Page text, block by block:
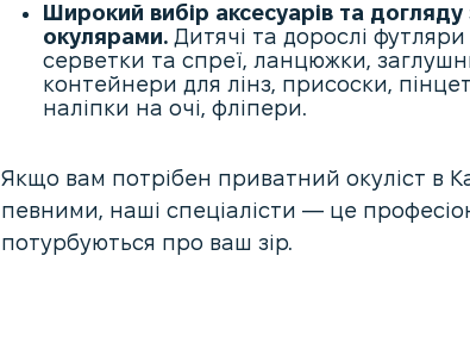
Широкий вибір аксесуарів та догляду
окулярами. Дитячі та дорослі футляри
серветки та спреї, ланцюжки,
контейнери для лінз, присоски,
наліпки на очі, фліпери.
Якщо вам потрібен приватний окуліст в
певними, наші спеціалісти — це
потурбуються про ваш зір.